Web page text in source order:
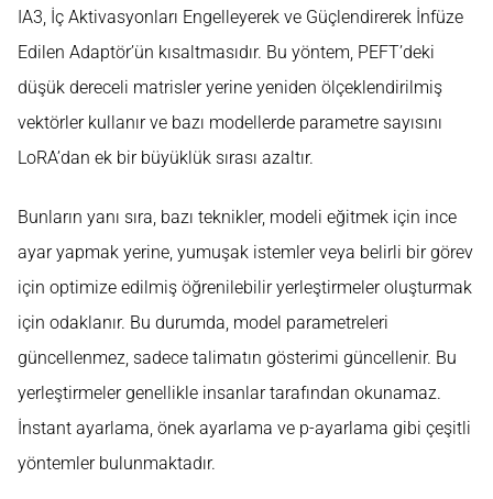
IA3, İç Aktivasyonları Engelleyerek ve Güçlendirerek İnfüze
Edilen Adaptör’ün kısaltmasıdır. Bu yöntem, PEFT’deki
düşük dereceli matrisler yerine yeniden ölçeklendirilmiş
vektörler kullanır ve bazı modellerde parametre sayısını
LoRA’dan ek bir büyüklük sırası azaltır.
Bunların yanı sıra, bazı teknikler, modeli eğitmek için ince
ayar yapmak yerine, yumuşak istemler veya belirli bir görev
için optimize edilmiş öğrenilebilir yerleştirmeler oluşturmak
için odaklanır. Bu durumda, model parametreleri
güncellenmez, sadece talimatın gösterimi güncellenir. Bu
yerleştirmeler genellikle insanlar tarafından okunamaz.
İnstant ayarlama, önek ayarlama ve p-ayarlama gibi çeşitli
yöntemler bulunmaktadır.